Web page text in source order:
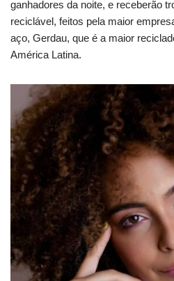
ganhadores da noite, e receberão
reciclável, feitos pela maior
aço, Gerdau, que é a maior
América Latina.